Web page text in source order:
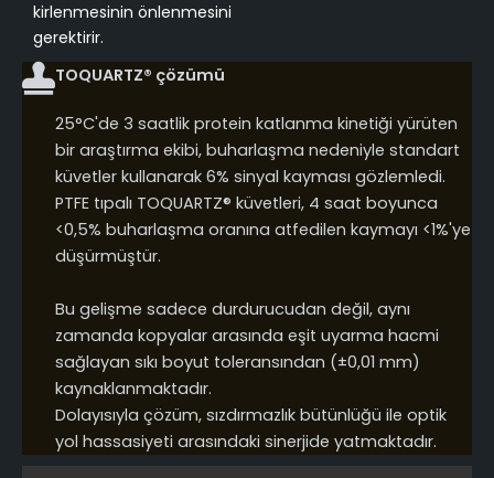
kirlenmesinin önlenmesini
gerektirir.
TOQUARTZ® çözümü
25°C'de 3 saatlik protein katlanma kinetiği yürüten
bir araştırma ekibi, buharlaşma nedeniyle standart
küvetler kullanarak 6% sinyal kayması gözlemledi.
PTFE tıpalı TOQUARTZ® küvetleri, 4 saat boyunca
<0,5% buharlaşma oranına atfedilen kaymayı <1%'ye
düşürmüştür.
Bu gelişme sadece durdurucudan değil, aynı
zamanda kopyalar arasında eşit uyarma hacmi
sağlayan sıkı boyut toleransından (±0,01 mm)
kaynaklanmaktadır.
Dolayısıyla çözüm, sızdırmazlık bütünlüğü ile optik
yol hassasiyeti arasındaki sinerjide yatmaktadır.